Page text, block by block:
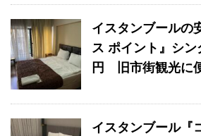
イスタンブールの
ス ポイント』シ
円 旧市街観光に
イスタンブール『